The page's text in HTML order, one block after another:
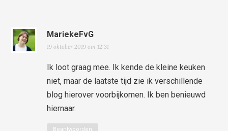
MariekeFvG
19 oktober 2019 om 12:31
Ik loot graag mee. Ik kende de kleine keuken
niet, maar de laatste tijd zie ik verschillende
blog hierover voorbijkomen. Ik ben benieuwd
hiernaar.
Beantwoorden